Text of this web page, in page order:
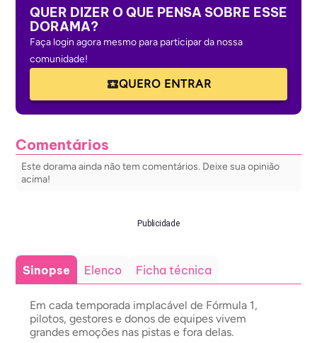
QUER DIZER O QUE PENSA SOBRE ESSE
DORAMA?
Faça login agora mesmo para participar da nossa
comunidade!
QUERO ENTRAR
Comentários
Este dorama ainda não tem comentários. Deixe sua opinião
acima!
Publicidade
Sinopse Elenco Ficha técnica
Em cada temporada implacável de Fórmula 1,
pilotos, gestores e donos de equipes vivem
grandes emoções nas pistas e fora delas.